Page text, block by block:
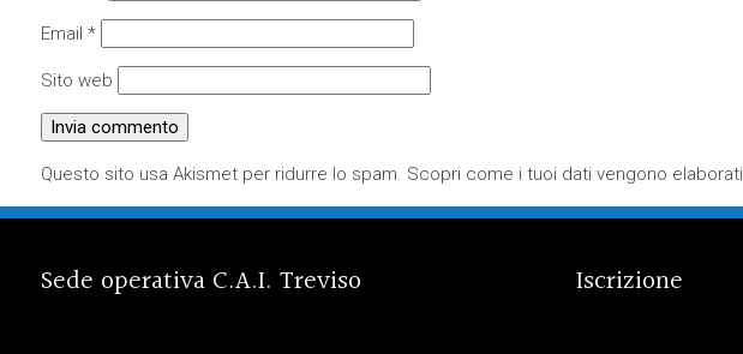
Email *
Sito web
Questo sito usa Akismet per ridurre lo spam. Scopri come i tuoi dati vengono elaborati
Sede operativa C.A.I. Treviso Iscrizione